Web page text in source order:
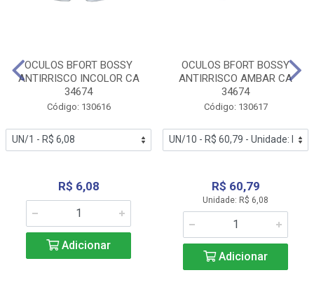
OCULOS BFORT BOSSY
ANTIRRISCO INCOLOR CA
34674
Código: 130616
R$ 6,08
Adicionar
OCULOS BFORT BOSSY
ANTIRRISCO AMBAR CA
34674
Código: 130617
R$ 60,79
Unidade: R$ 6,08
Adicionar